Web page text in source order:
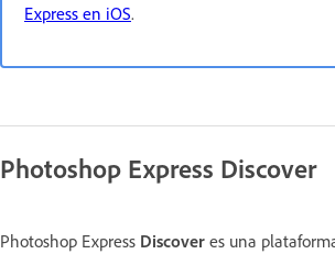
Express en iOS.
Photoshop Express Discover
Photoshop Express Discover es una